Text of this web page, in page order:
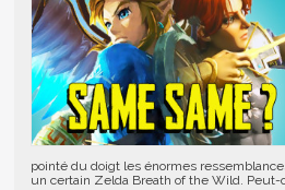
pointé du doigt les énormes
un certain Zelda Breath of the Wild. Peut-